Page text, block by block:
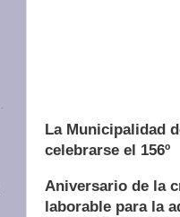
La Municipalidad
celebrarse el 156º
Aniversario de la
laborable para la